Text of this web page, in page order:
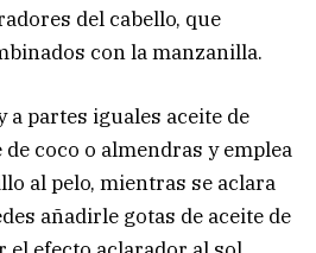
del cabello, que
con la manzanilla.
a partes iguales aceite de
coco o almendras y emplea
al pelo, mientras se aclara
añadirle gotas de aceite de